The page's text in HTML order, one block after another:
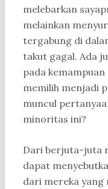
melebarkan
melainkan
tergabung di
takut gagal. Ada
pada
memilih menjadi
muncul
minoritas ini?
Dari berjuta-juta
dapat
dari mereka yang